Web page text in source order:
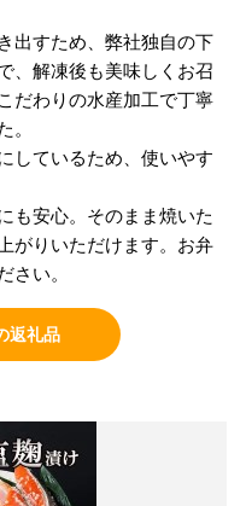
出すため、弊社独自の下
、解凍後も美味しくお召
だわりの水産加工で丁寧
しているため、使いやす
も安心。そのまま焼いた
がりいただけます。お弁
さい。
返礼品